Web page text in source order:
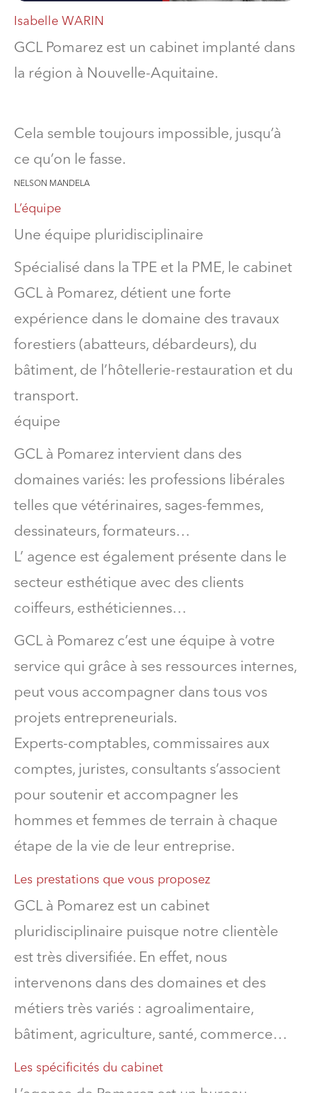
Isabelle WARIN
GCL Pomarez est un cabinet implanté dans
la région à Nouvelle-Aquitaine.
Cela semble toujours impossible, jusqu’à
ce qu’on le fasse.
NELSON MANDELA
L’équipe
Une équipe pluridisciplinaire
Spécialisé dans la TPE et la PME, le cabinet
GCL à Pomarez, détient une forte
expérience dans le domaine des travaux
forestiers (abatteurs, débardeurs), du
bâtiment, de l’hôtellerie-restauration et du
transport.
équipe
GCL à Pomarez intervient dans des
domaines variés: les professions libérales
telles que vétérinaires, sages-femmes,
dessinateurs, formateurs…
L’ agence est également présente dans le
secteur esthétique avec des clients
coiffeurs, esthéticiennes…
GCL à Pomarez c’est une équipe à votre
service qui grâce à ses ressources internes,
peut vous accompagner dans tous vos
projets entrepreneurials.
Experts-comptables, commissaires aux
comptes, juristes, consultants s’associent
pour soutenir et accompagner les
hommes et femmes de terrain à chaque
étape de la vie de leur entreprise.
Les prestations que vous proposez
GCL à Pomarez est un cabinet
pluridisciplinaire puisque notre clientèle
est très diversifiée. En effet, nous
intervenons dans des domaines et des
métiers très variés : agroalimentaire,
bâtiment, agriculture, santé, commerce…
Les spécificités du cabinet